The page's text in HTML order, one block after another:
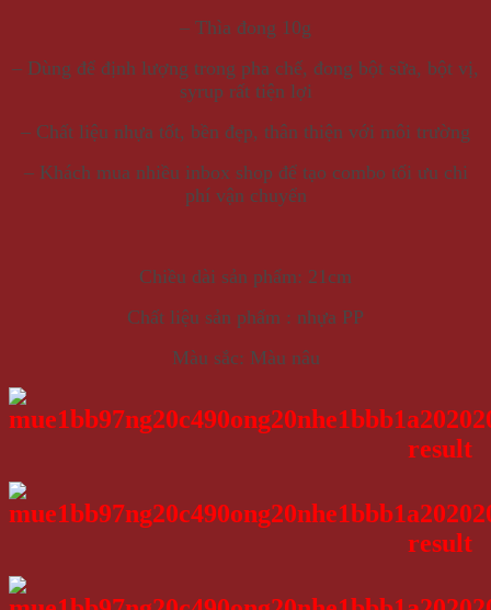
– Thìa đong 10g
– Dùng để định lượng trong pha chế, đong bột sữa, bột vị,
syrup rất tiện lợi
– Chất liệu nhựa tốt, bền đẹp, thân thiện với môi trường
– Khách mua nhiều inbox shop để tạo combo tối ưu chi
phí vận chuyển
Chiều dài sản phẩm: 21cm
Chất liệu sản phẩm : nhựa PP
Màu sắc: Màu nâu